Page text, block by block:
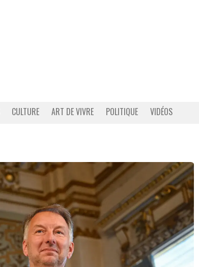
CULTURE ART DE VIVRE POLITIQUE VIDÉOS